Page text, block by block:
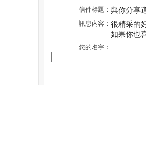
信件標題： 與你分享
訊息內容： 很精采的
如果你也
您的名字：